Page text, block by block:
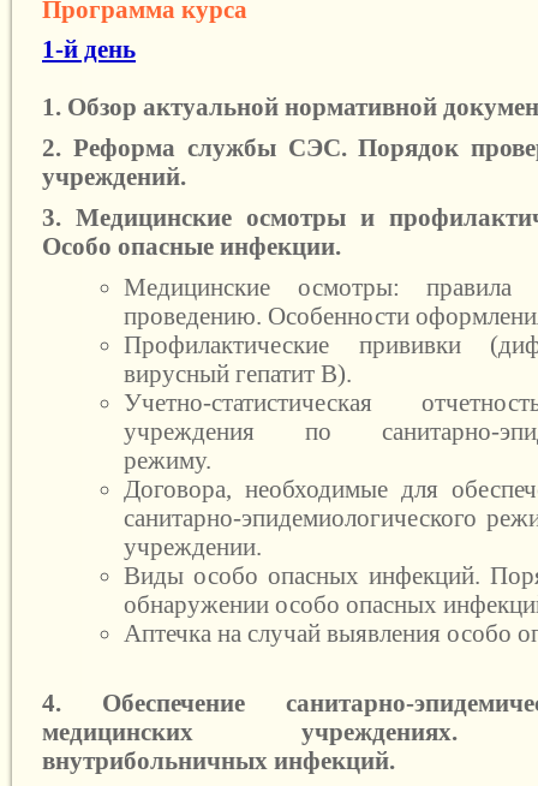
Программa курса
1-й день
1. Обзор актуальной нормативной
2. Реформа службы СЭС. Порядок
учреждений.
3. Медицинские осмотры и
Особо опасные инфекции.
Медицинские осмотры:
проведению. Особенности
Профилактические прививки
вирусный гепатит В).
Учетно-статистическая
учреждения по санитарно-
режиму.
Договора, необходимые для
санитарно-эпидемиологического
учреждении.
Виды особо опасных инфекций.
обнаружении особо опасных
Аптечка на случай выявления особо
4. Обеспечение санитарно-
медицинских учреждениях.
внутрибольничных инфекций.